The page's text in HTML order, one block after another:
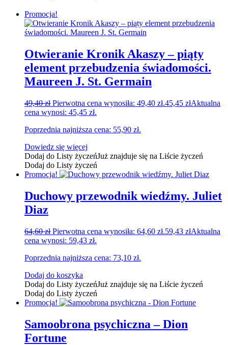
Promocja!
Otwieranie Kronik Akaszy – piąty
element przebudzenia świadomości.
Maureen J. St. Germain
49,40zł Pierwotna cena wynosiła: 49,40 zł.45,45 złAktualna
cena wynosi: 45,45 zł.
Poprzednia najniższa cena: 55,90 zł.
Dowiedz się więcej
Dodaj do Listy życzeńJuż znajduje się na Liście życzeń
Dodaj do Listy życzeń
Promocja!
Duchowy przewodnik wiedźmy. Juliet
Diaz
64,60zł Pierwotna cena wynosiła: 64,60 zł.59,43 złAktualna
cena wynosi: 59,43 zł.
Poprzednia najniższa cena: 73,10 zł.
Dodaj do koszyka
Dodaj do Listy życzeńJuż znajduje się na Liście życzeń
Dodaj do Listy życzeń
Promocja!
Samoobrona psychiczna – Dion
Fortune